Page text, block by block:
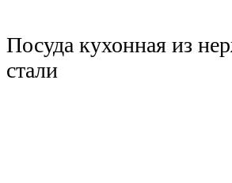
Посуда кухонная из
стали